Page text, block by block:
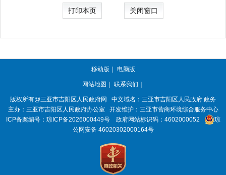
打印本页 关闭窗口
移动版 ｜ 电脑版
网站地图 ｜ 联系我们 ｜
版权所有@三亚市吉阳区人民政府网 中文域名： 三亚市吉阳区人民政府.政务
主办：三亚市吉阳区人民政府办公室
开发维护：三亚市营商环境综合服务中心
ICP备案编号： 琼ICP备2026000449号 政府网站标识码： 4602000052
琼
公网安备 46020302000164号